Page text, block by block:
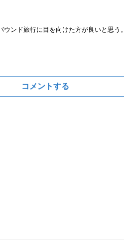
ンド旅行に目を向けた方が良いと思う。
コメントする